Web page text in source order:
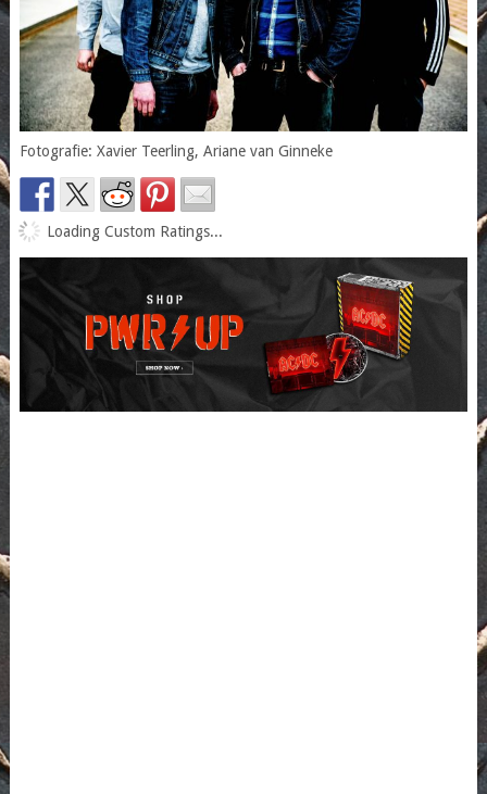
Fotografie: Xavier Teerling, Ariane van Ginneke
Loading Custom Ratings...